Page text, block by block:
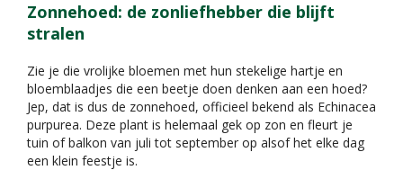
Zonnehoed: de zonliefhebber die blijft
stralen
Zie je die vrolijke bloemen met hun stekelige hartje en
bloemblaadjes die een beetje doen denken aan een hoed?
Jep, dat is dus de zonnehoed, officieel bekend als Echinacea
purpurea. Deze plant is helemaal gek op zon en fleurt je
tuin of balkon van juli tot september op alsof het elke dag
een klein feestje is.